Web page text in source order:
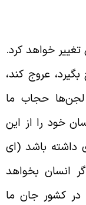
خواهد کرد.
عروج کند،
حجاب ما
خود را از این
باشد (ای
بخواهد
کشور جان ما